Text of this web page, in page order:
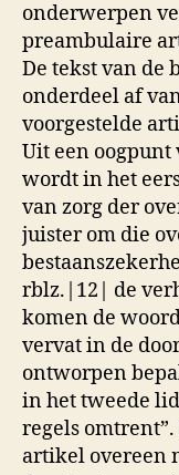
onderwerpen
preambulaire
De tekst van de
onderdeel af
voorgestelde
Uit een
wordt in het
van zorg der
juister om die
rblz.|12| de
komen de
vervat in de
ontworpen
in het tweede
regels
artikel overeen